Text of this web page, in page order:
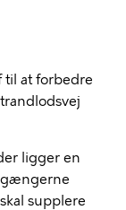
til at forbedre
ligger en
supplere